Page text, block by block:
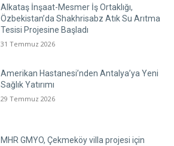
Alkataş İnşaat-Mesmer İş Ortaklığı,
Özbekistan’da Shakhrisabz Atık Su Arıtma
Tesisi Projesine Başladı
31 Temmuz 2026
Amerikan Hastanesi’nden Antalya’ya Yeni
Sağlık Yatırımı
29 Temmuz 2026
MHR GMYO, Çekmeköy villa projesi için